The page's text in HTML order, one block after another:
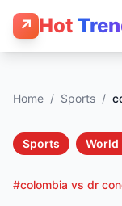
↗ Hot
Home / Sports /
Sports World
#colombia vs dr